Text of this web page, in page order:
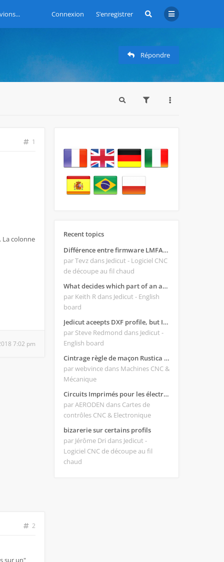
Connexion S’enregistrer
Répondre
1
La colonne
7:02 pm
2
sur un"
Recent topics
Différence entre firmware LMFAO_V4_8_0 et du GRBL
par Tevz dans Jedicut - Logiciel CNC
de découpe au fil chaud
What decides which part of an airfoil is the extrado and intrado?
par Keith R dans Jedicut - English
board
Jedicut aceepts DXF profile, but It won't cut (Icons grayed out)
par Steve Redmond dans Jedicut -
English board
Cintrage règle de maçon Rustica 2018C
par webvince dans Machines CNC &
Mécanique
Circuits Imprimés pour les électroniques:
par AERODEN dans Cartes de
contrôles CNC & Electronique
bizarerie sur certains profils
par Jérôme Dri dans Jedicut -
Logiciel CNC de découpe au fil
chaud